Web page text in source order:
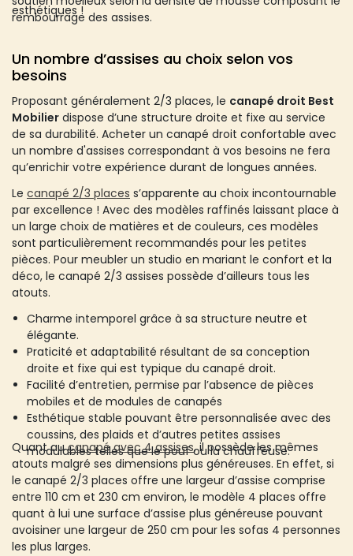
rembourrage des assises.
esthétiques !
Un nombre d’assises au choix selon vos
besoins
Proposant généralement 2/3 places, le canapé droit Best
Mobilier dispose d’une structure droite et fixe au service
de sa durabilité. Acheter un canapé droit confortable avec
un nombre d'assises correspondant à vos besoins ne fera
qu’enrichir votre expérience durant de longues années.
Le canapé 2/3 places s’apparente au choix incontournable
par excellence ! Avec des modèles raffinés laissant place à
un large choix de matières et de couleurs, ces modèles
sont particulièrement recommandés pour les petites
pièces. Pour meubler un studio en mariant le confort et la
déco, le canapé 2/3 assises possède d’ailleurs tous les
atouts.
Charme intemporel grâce à sa structure neutre et
élégante.
Praticité et adaptabilité résultant de sa conception
droite et fixe qui est typique du canapé droit.
Facilité d’entretien, permise par l’absence de pièces
mobiles et de modules de canapés
Esthétique stable pouvant être personnalisée avec des
coussins, des plaids et d’autres petites assises
modulables telles que le pouf ou la chauffeuse.
Quant aucanapé avec 4 assises, il possède les mêmes
atouts malgré ses dimensions plus généreuses. En effet, si
le canapé 2/3 places offre une largeur d’assise comprise
entre 110 cm et 230 cm environ, le modèle 4 places offre
quant à lui une surface d’assise plus généreuse pouvant
avoisiner une largeur de 250 cm pour les sofas 4 personnes
les plus larges.